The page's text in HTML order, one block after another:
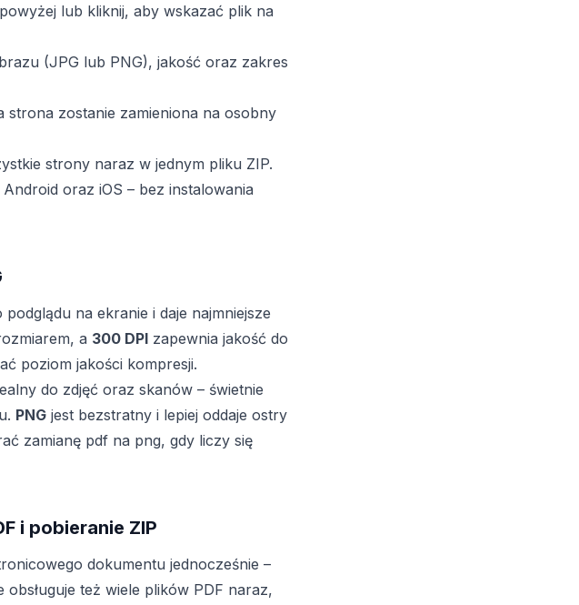
lub kliknij, aby wskazać plik na
(JPG lub PNG), jakość oraz zakres
strona zostanie zamieniona na osobny
strony naraz w jednym pliku ZIP.
oraz iOS – bez instalowania
na ekranie i daje najmniejsze
a 300 DPI zapewnia jakość do
poziom jakości kompresji.
do zdjęć oraz skanów – świetnie
PNG jest bezstratny i lepiej oddaje ostry
zamianę pdf na png, gdy liczy się
i pobieranie ZIP
dokumentu jednocześnie –
też wiele plików PDF naraz,